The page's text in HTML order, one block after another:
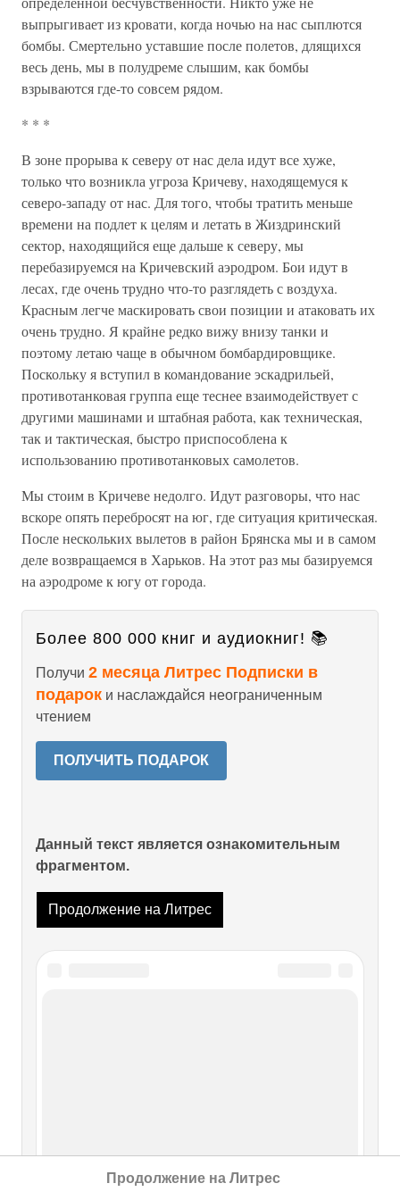
выпрыгивает из кровати, когда ночью на нас сыплются
бомбы. Смертельно уставшие после полетов, длящихся
весь день, мы в полудреме слышим, как бомбы
взрываются где-то совсем рядом.
* * *
В зоне прорыва к северу от нас дела идут все хуже,
только что возникла угроза Кричеву, находящемуся к
северо-западу от нас. Для того, чтобы тратить меньше
времени на подлет к целям и летать в Жиздринский
сектор, находящийся еще дальше к северу, мы
перебазируемся на Кричевский аэродром. Бои идут в
лесах, где очень трудно что-то разглядеть с воздуха.
Красным легче маскировать свои позиции и атаковать их
очень трудно. Я крайне редко вижу внизу танки и
поэтому летаю чаще в обычном бомбардировщике.
Поскольку я вступил в командование эскадрильей,
противотанковая группа еще теснее взаимодействует с
другими машинами и штабная работа, как техническая,
так и тактическая, быстро приспособлена к
использованию противотанковых самолетов.
Мы стоим в Кричеве недолго. Идут разговоры, что нас
вскоре опять перебросят на юг, где ситуация критическая.
После нескольких вылетов в район Брянска мы и в самом
деле возвращаемся в Харьков. На этот раз мы базируемся
на аэродроме к югу от города.
Более 800 000 книг и аудиокниг! 📚
Получи 2 месяца Литрес Подписки в
подарок и наслаждайся неограниченным
чтением
ПОЛУЧИТЬ ПОДАРОК
Данный текст является ознакомительным
фрагментом.
Продолжение на Литрес
земля с ее богатыми недрами и ее черноземом: второе:
климатические условия, подходящие к субтропическим
Продолжение на Литрес